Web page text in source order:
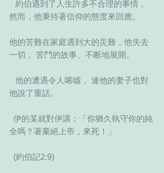
然而，他秉持著信仰的態度來回應。
他的苦難在家庭遇到大的災難，他失去
一切， 苦鬥的故事、不断地展開。
他說了重話。
全嗎？著棄絕上帝，來死！」
  (約伯記2:9)